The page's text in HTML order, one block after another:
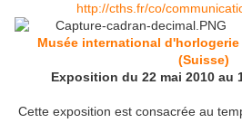
http://cths.fr/co/
Musée international
(Suisse)
Exposition du 22 mai 2010 au
Cette exposition est consacrée au